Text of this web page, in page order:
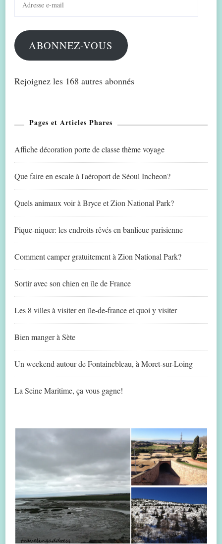
mail
ABONNEZ-VOUS
Rejoignez les 168 autres abonnés
Pages et Articles Phares
Affiche décoration porte de classe thème voyage
Que faire en escale à l'aéroport de Séoul Incheon?
Quels animaux voir à Bryce et Zion National Park?
Pique-niquer: les endroits rêvés en banlieue parisienne
Comment camper gratuitement à Zion National Park?
Sortir avec son chien en île de France
Les 8 villes à visiter en île-de-france et quoi y visiter
Bien manger à Sète
Un weekend autour de Fontainebleau, à Moret-sur-Loing
La Seine Maritime, ça vous gagne!